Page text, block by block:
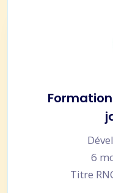
6
Titre